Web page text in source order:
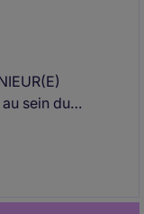
sein du
du suivi des
basé à